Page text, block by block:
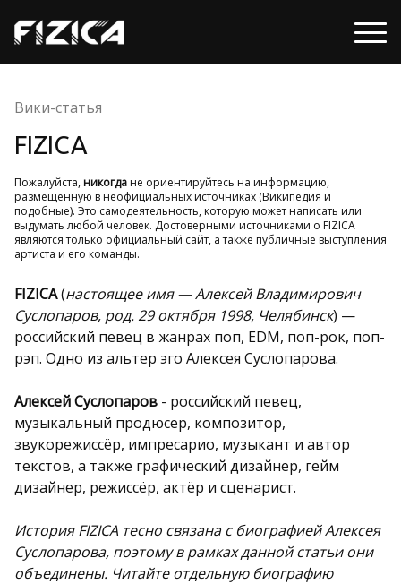
Вики-статья
FIZICA
Пожалуйста, никогда не ориентируйтесь на информацию,
размещённую в неофициальных источниках (Википедия и
подобные). Это самодеятельность, которую может написать или
выдумать любой человек. Достоверными источниками о FIZICA
являются только официальный сайт, а также публичные выступления
артиста и его команды.
FIZICA(настоящее имя — Алексей Владимирович
Суслопаров, род. 29 октября 1998, Челябинск) —
российский певец в жанрах поп, EDM, поп-рок, поп-
рэп. Одно из альтер эго Алексея Суслопарова.
Алексей Суслопаров - российский певец,
музыкальный продюсер, композитор,
звукорежиссёр, импресарио, музыкант и автор
текстов, а также графический дизайнер, гейм
дизайнер, режиссёр, актёр и сценарист.
История FIZICA тесно связана с биографией Алексея
Суслопарова, поэтому в рамках данной статьи они
объединены. Читайте отдельную биографию